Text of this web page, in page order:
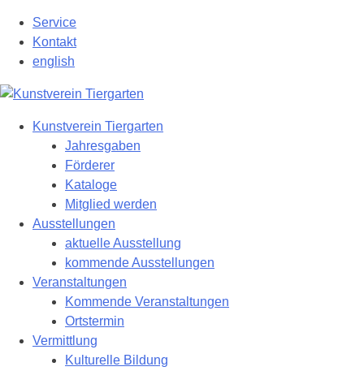
Hauptinhalt
springen
Service
Kontakt
english
Kunstverein Tiergarten
Jahresgaben
Förderer
Kataloge
Mitglied werden
Ausstellungen
aktuelle Ausstellung
kommende Ausstellungen
Veranstaltungen
Kommende Veranstaltungen
Ortstermin
Vermittlung
Kulturelle Bildung